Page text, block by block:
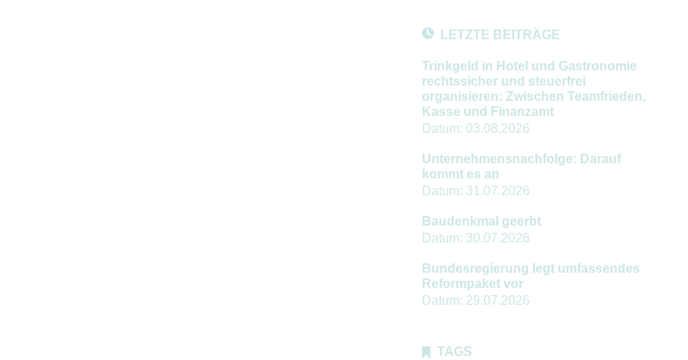
LETZTE BEITRÄGE
Trinkgeld in Hotel und Gastronomie
rechtssicher und steuerfrei
organisieren: Zwischen Teamfrieden,
Kasse und Finanzamt
Datum: 03.08.2026
Unternehmensnachfolge: Darauf
kommt es an
Datum: 31.07.2026
Baudenkmal geerbt
Datum: 30.07.2026
Bundesregierung legt umfassendes
Reformpaket vor
Datum: 29.07.2026
TAGS